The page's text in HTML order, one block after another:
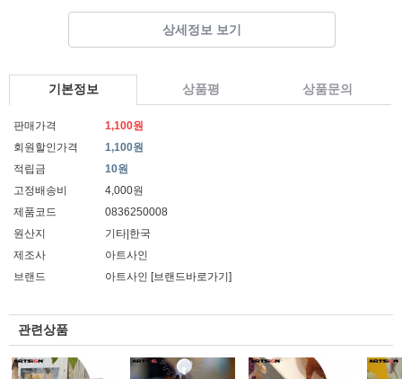
상세정보 보기
기본정보 상품평 상품문의
판매가격
1,100원
회원할인가격
1,100원
적립금
10원
고정배송비
4,000원
제품코드
0836250008
원산지
기타|한국
제조사
아트사인
브랜드
아트사인 [브랜드바로가기]
관련상품